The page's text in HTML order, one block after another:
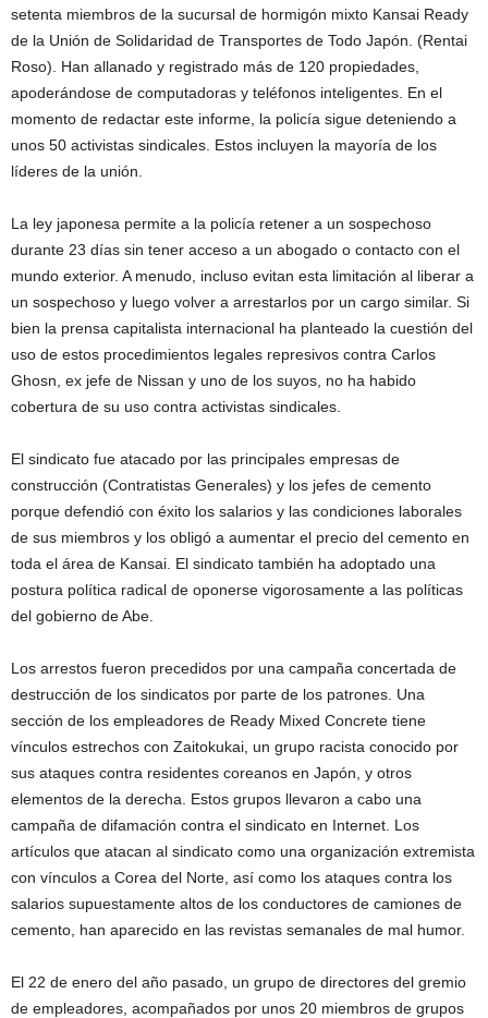
setenta miembros de la sucursal de hormigón mixto Kansai Ready
de la Unión de Solidaridad de Transportes de Todo Japón. (Rentai
Roso). Han allanado y registrado más de 120 propiedades,
apoderándose de computadoras y teléfonos inteligentes. En el
momento de redactar este informe, la policía sigue deteniendo a
unos 50 activistas sindicales. Estos incluyen la mayoría de los
líderes de la unión.
La ley japonesa permite a la policía retener a un sospechoso
durante 23 días sin tener acceso a un abogado o contacto con el
mundo exterior. A menudo, incluso evitan esta limitación al liberar a
un sospechoso y luego volver a arrestarlos por un cargo similar. Si
bien la prensa capitalista internacional ha planteado la cuestión del
uso de estos procedimientos legales represivos contra Carlos
Ghosn, ex jefe de Nissan y uno de los suyos, no ha habido
cobertura de su uso contra activistas sindicales.
El sindicato fue atacado por las principales empresas de
construcción (Contratistas Generales) y los jefes de cemento
porque defendió con éxito los salarios y las condiciones laborales
de sus miembros y los obligó a aumentar el precio del cemento en
toda el área de Kansai. El sindicato también ha adoptado una
postura política radical de oponerse vigorosamente a las políticas
del gobierno de Abe.
Los arrestos fueron precedidos por una campaña concertada de
destrucción de los sindicatos por parte de los patrones. Una
sección de los empleadores de Ready Mixed Concrete tiene
vínculos estrechos con Zaitokukai, un grupo racista conocido por
sus ataques contra residentes coreanos en Japón, y otros
elementos de la derecha. Estos grupos llevaron a cabo una
campaña de difamación contra el sindicato en Internet. Los
artículos que atacan al sindicato como una organización extremista
con vínculos a Corea del Norte, así como los ataques contra los
salarios supuestamente altos de los conductores de camiones de
cemento, han aparecido en las revistas semanales de mal humor.
El 22 de enero del año pasado, un grupo de directores del gremio
de empleadores, acompañados por unos 20 miembros de grupos